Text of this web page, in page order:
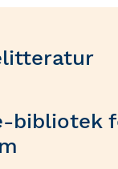
bibliotek